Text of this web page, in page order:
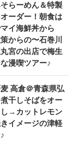
らーめん＆特製
ーダー！朝食は
イ海鮮丼から
からの〜石巻川
宮の出店で梅生
漫喫ツアー♪
高倉＠青森県弘
干しそばをオー
→カットレモン
イメージの津軽